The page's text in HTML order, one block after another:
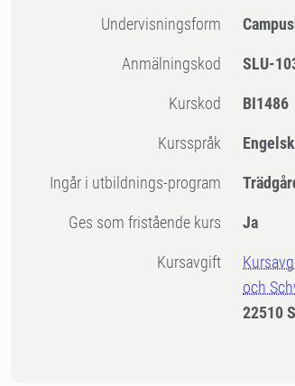
Undervisningsform
Anmälningskod SLU-
Kurskod BI1486
Kursspråk
Ingår i utbildnings-program
Ges som fristående kurs Ja
Kursavgift
och
22510